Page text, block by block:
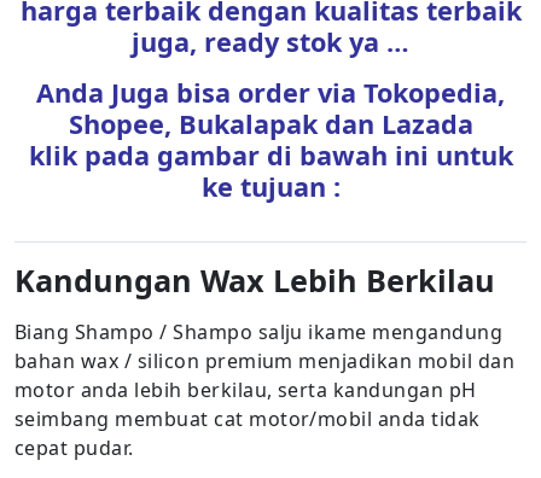
harga terbaik dengan kualitas terbaik
juga, ready stok ya …
Anda Juga bisa order via Tokopedia,
Shopee, Bukalapak dan Lazada
klik pada gambar di bawah ini untuk
ke tujuan :
Kandungan Wax Lebih Berkilau
Biang Shampo / Shampo salju ikame mengandung
bahan wax / silicon premium menjadikan mobil dan
motor anda lebih berkilau, serta kandungan pH
seimbang membuat cat motor/mobil anda tidak
cepat pudar.